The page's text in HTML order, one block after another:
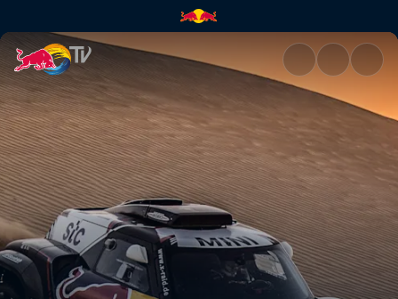
Dakar Rallisi 2021 | Red Bull